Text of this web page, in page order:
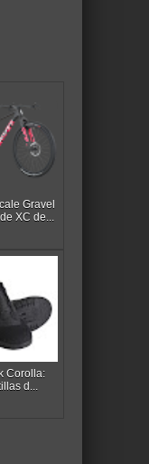
Gravel
XC de...
Corolla:
d...